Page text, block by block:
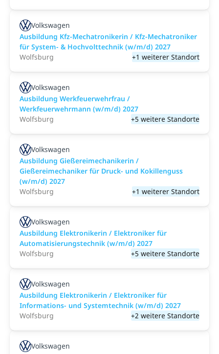
Volkswagen
Ausbildung Kfz-Mechatronikerin / Kfz-Mechatroniker
für System- & Hochvolttechnik (w/m/d) 2027
Wolfsburg
+1 weiterer Standort
Volkswagen
Ausbildung Werkfeuerwehrfrau /
Werkfeuerwehrmann (w/m/d) 2027
Wolfsburg
+5 weitere Standorte
Volkswagen
Ausbildung Gießereimechanikerin /
Gießereimechaniker für Druck- und Kokillenguss
(w/m/d) 2027
Wolfsburg
+1 weiterer Standort
Volkswagen
Ausbildung Elektronikerin / Elektroniker für
Automatisierungstechnik (w/m/d) 2027
Wolfsburg
+5 weitere Standorte
Volkswagen
Ausbildung Elektronikerin / Elektroniker für
Informations- und Systemtechnik (w/m/d) 2027
Wolfsburg
+2 weitere Standorte
Volkswagen